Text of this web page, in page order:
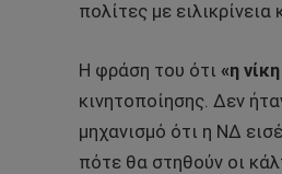
πολίτες με
Η φράση του ότι «η
κινητοποίησης. Δεν
μηχανισμό ότι η ΝΔ
πότε θα στηθούν οι